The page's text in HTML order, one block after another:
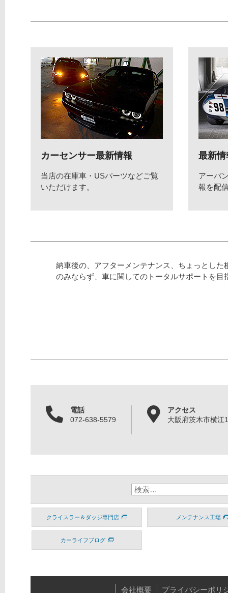
カーセンサー最新情報
当店の在庫車・USパーツなどご覧
いただけます。
最新情
アーバ
報を配
納車後の、アフターメンテナンス、ちょっとした
のみならず、車に関してのトータルサポートを目
電話
072-638-5579
アクセス
大阪府茨木市横江
クライスラー＆ダッジ専門店 メンテナンス工場
カーライフブログ
会社概要 プライバシーポリ